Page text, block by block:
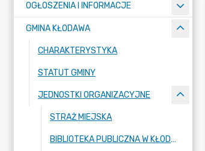
OGŁOSZENIA I INFORMACJE
GMINA KŁODAWA
CHARAKTERYSTYKA
STATUT GMINY
JEDNOSTKI ORGANIZACYJNE
STRAŻ MIEJSKA
BIBLIOTEKA PUBLICZNA W KŁODAWIE